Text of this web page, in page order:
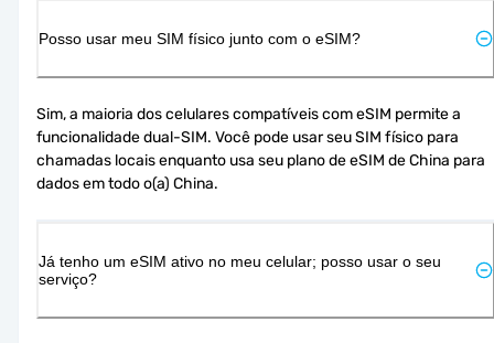
Posso usar meu SIM físico junto com o eSIM?
Sim, a maioria dos celulares compatíveis com eSIM permite a
funcionalidade dual-SIM. Você pode usar seu SIM físico para
chamadas locais enquanto usa seu plano de eSIM de China para
dados em todo o(a) China.
Já tenho um eSIM ativo no meu celular; posso usar o seu
serviço?